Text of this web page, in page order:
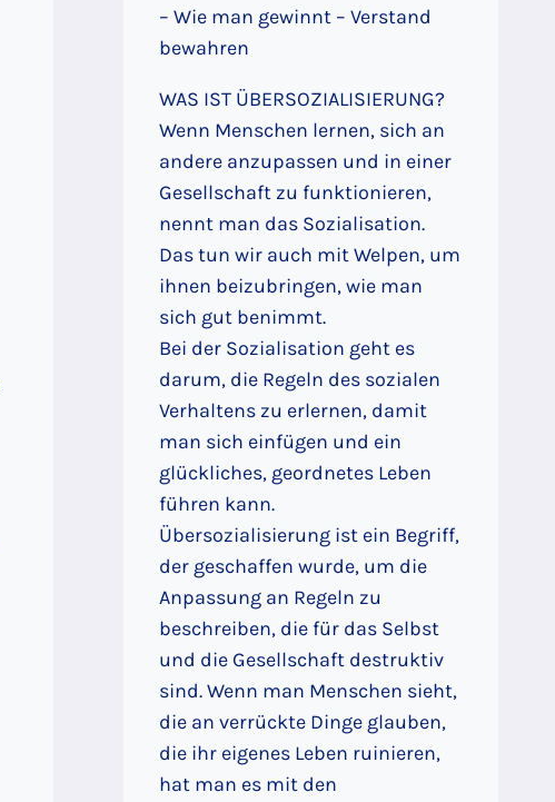
– Wie man gewinnt – Verstand
bewahren
WAS IST ÜBERSOZIALISIERUNG?
Wenn Menschen lernen, sich an
andere anzupassen und in einer
Gesellschaft zu funktionieren,
nennt man das Sozialisation.
Das tun wir auch mit Welpen, um
ihnen beizubringen, wie man
sich gut benimmt.
Bei der Sozialisation geht es
darum, die Regeln des sozialen
Verhaltens zu erlernen, damit
man sich einfügen und ein
glückliches, geordnetes Leben
führen kann.
Übersozialisierung ist ein Begriff,
der geschaffen wurde, um die
Anpassung an Regeln zu
beschreiben, die für das Selbst
und die Gesellschaft destruktiv
sind. Wenn man Menschen sieht,
die an verrückte Dinge glauben,
die ihr eigenes Leben ruinieren,
hat man es mit den